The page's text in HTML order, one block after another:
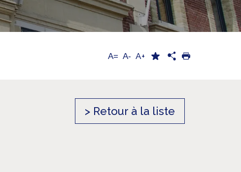
A= A- A+
> Retour à la liste